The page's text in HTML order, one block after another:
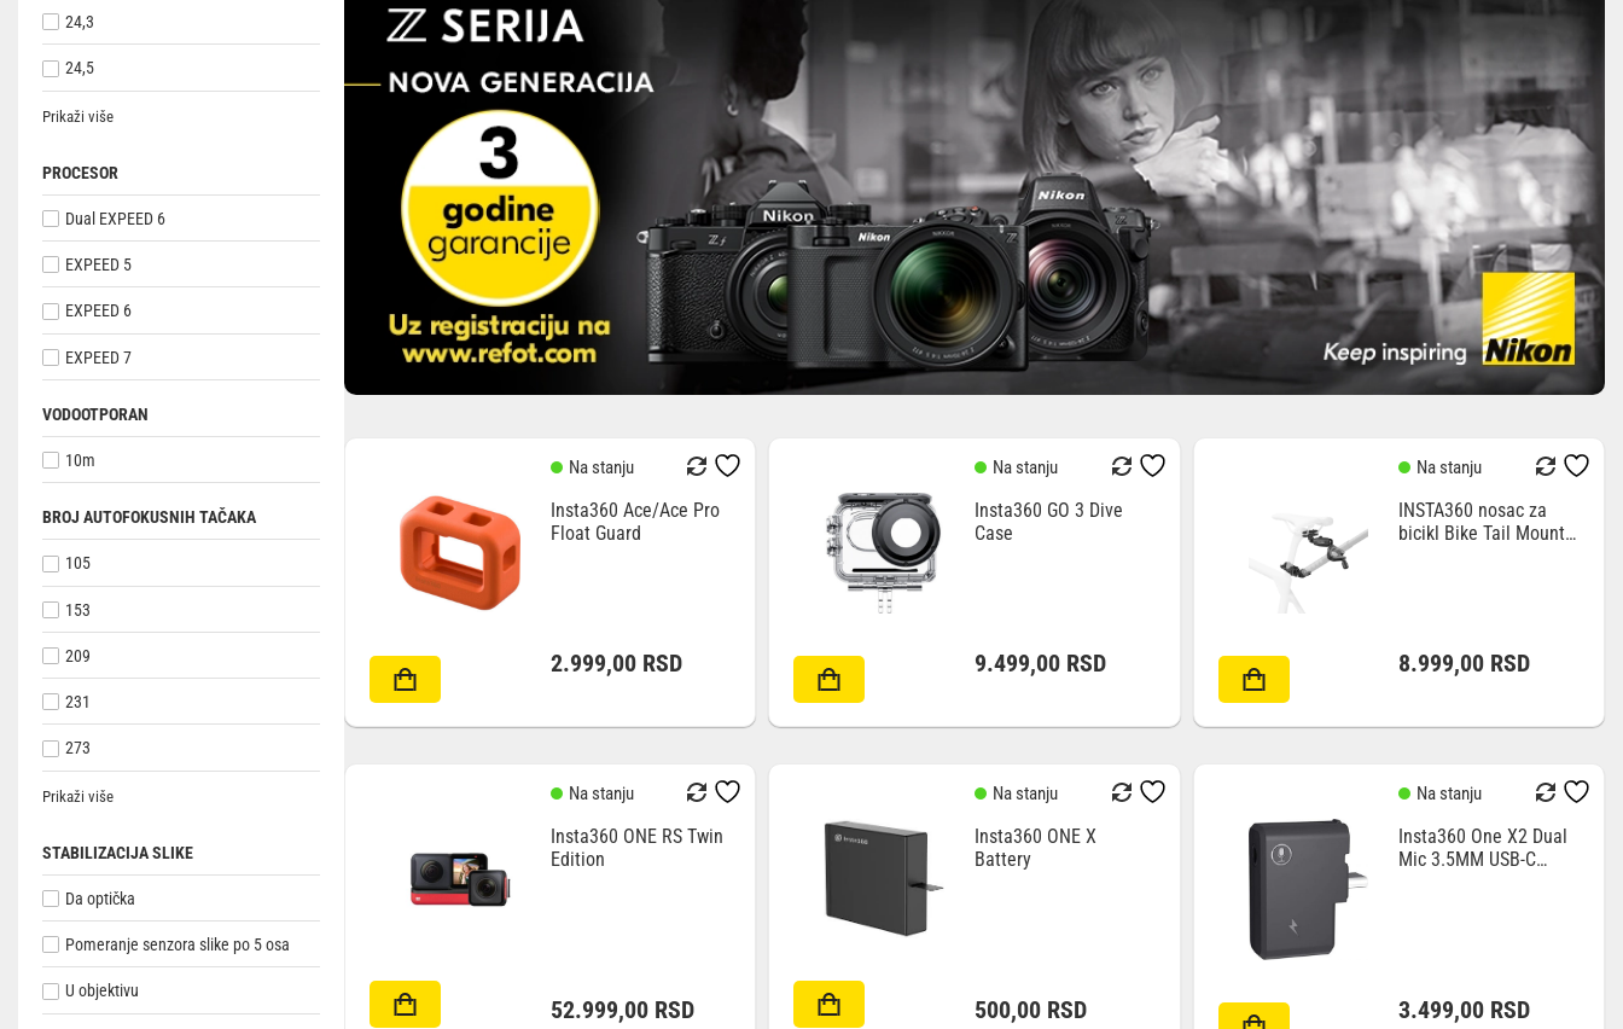
Na stanju
Insta360 Ace/Ace Pro
Float Guard
2.999,00 RSD
Na stanju
Insta360 GO 3 Dive
Case
9.499,00 RSD
Na stanju
INSTA360 nosac za
bicikl Bike Tail Mount
8.999,00 RSD
Na stanju
Insta360 ONE RS Twin
Edition
52.999,00 RSD
Na stanju
Insta360 ONE X
Battery
500,00 RSD
Na stanju
Insta360 One X2 Dual
Mic 3.5MM USB-C
3.499,00 RSD
24,3
24,5
Prikaži više
PROCESOR
Dual EXPEED 6
EXPEED 5
EXPEED 6
EXPEED 7
VODOOTPORAN
10m
BROJ AUTOFOKUSNIH TAČAKA
105
153
209
231
273
Prikaži više
STABILIZACIJA SLIKE
Da optička
Pomeranje senzora slike po 5 osa
U objektivu